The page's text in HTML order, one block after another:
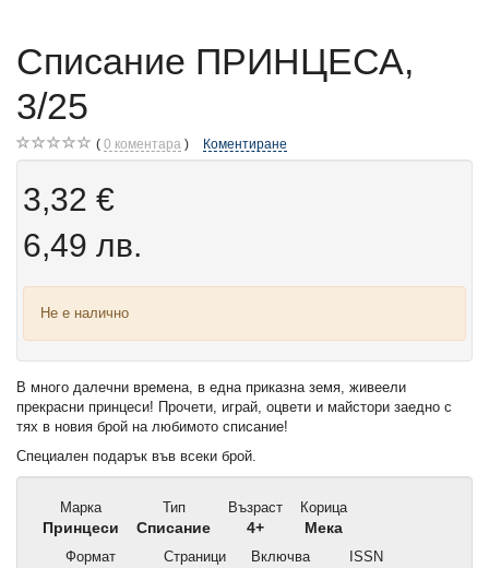
Списание ПРИНЦЕСА,
3/25
0 коментара Коментиране
3,32 €
6,49 лв.
Не е налично
В много далечни времена, в една приказна земя, живеели
прекрасни принцеси! Прочети, играй, оцвети и майстори заедно с
тях в новия брой на любимото списание!
Специален подарък във всеки брой.
Марка
Принцеси
Тип
Списание
Възраст
4+
Корица
Мека
Формат
Страници
Включва
ISSN